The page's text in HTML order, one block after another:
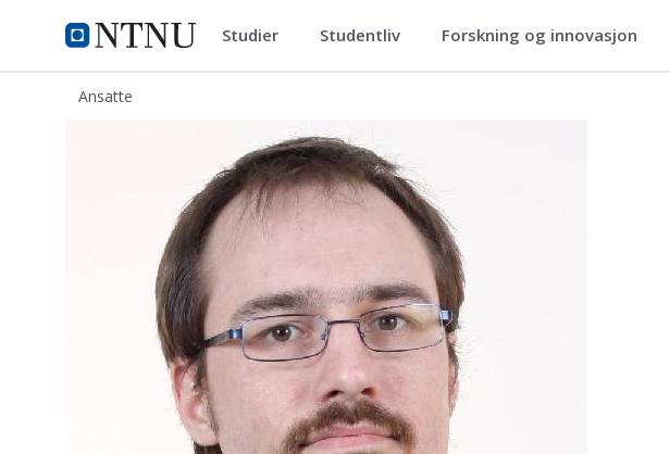
NTNU Hjemmeside
ntnu.no Studier Studentliv Forskning og innovasjon
Ansatte